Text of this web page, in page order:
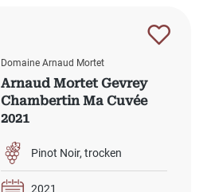
Domaine Arnaud Mortet
Arnaud Mortet Gevrey
Chambertin Ma Cuvée
2021
Pinot Noir trocken
2021